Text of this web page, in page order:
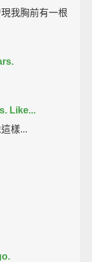
我胸前有一根
Like...
樣...